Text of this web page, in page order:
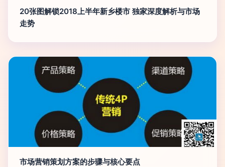
20张图解锁2018上半年新乡楼市 独家深度解析与市场
走势
市场营销策划方案的步骤与核心要点